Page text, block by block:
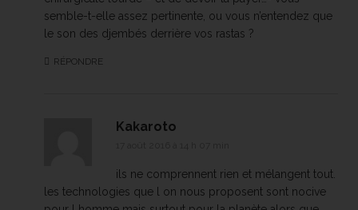
semble-t-elle assez pertinente, ou vous n’entendez que
le son des djembés derrière vos rastas ?
RÉPONDRE
Kakaroto
ils ne comprennent rien et mélangent tout.
les technologies que l on nous proposent sont nocive